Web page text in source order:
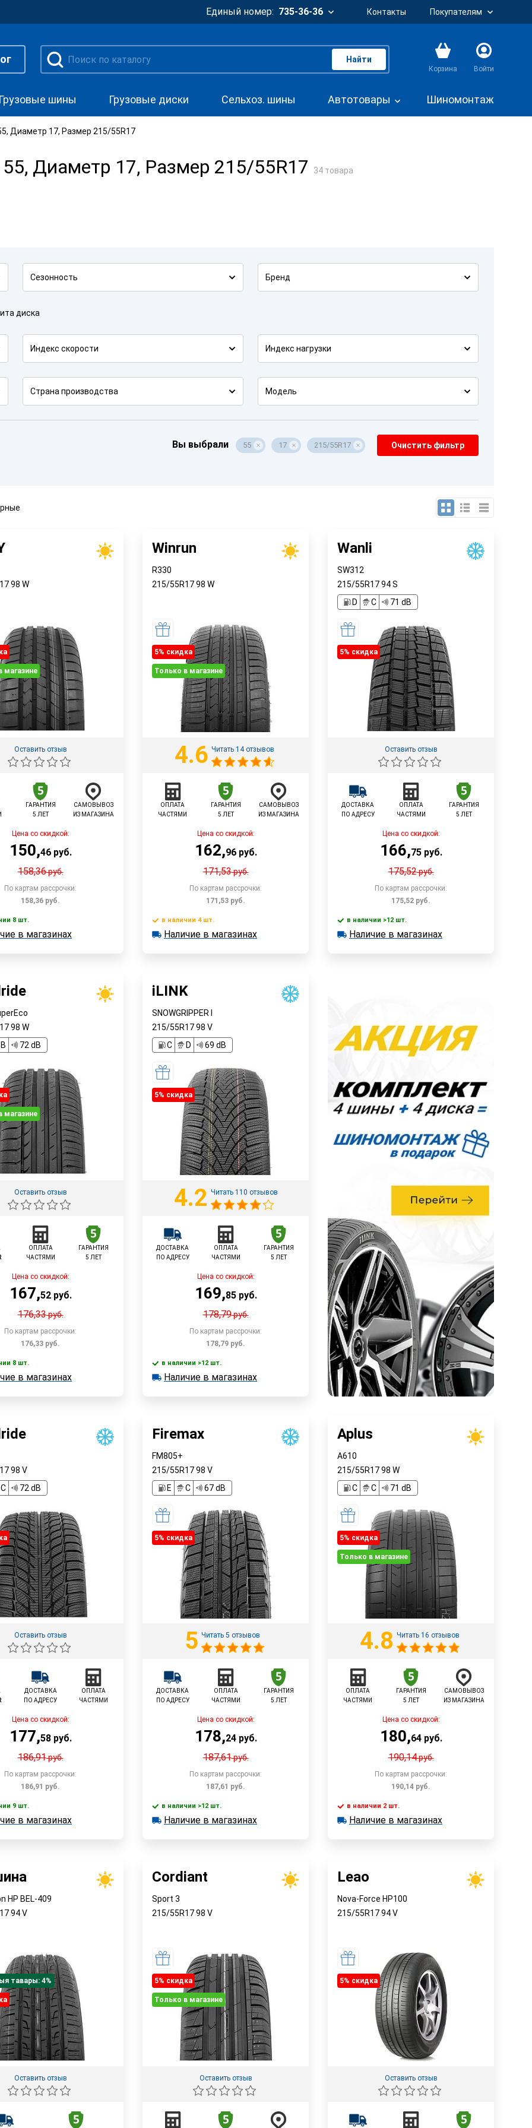
Единый номер: 735-36-36 Контакты Покупателям
Найти
Корзина Войти
Грузовые шины Грузовые диски Сельхоз. шины Автотовары Шиномонтаж
Диаметр 17, Размер 215/55R17
Диаметр 17, Размер 215/55R17 34 товара
Сезонность Бренд
диска
Индекс скорости Индекс нагрузки
Страна производства Модель
Вы выбрали 55 17 215/55R17 Очистить фильтр
98 W
магазине
Оставить отзыв
ГАРАНТИЯ
5 ЛЕТ
САМОВЫВОЗ
ИЗ МАГАЗИНА
Цена со скидкой:
150,46руб.
158,36руб.
По картам рассрочки:
158,36 руб.
Быстрый заказ
8 шт.
8 шт.
в магазинах
Winrun
R330
215/55R1798 W
5% cкидка
Только в магазине
4.6 Читать 14 отзывов
ОПЛАТА
ЧАСТЯМИ
ГАРАНТИЯ
5 ЛЕТ
САМОВЫВОЗ
ИЗ МАГАЗИНА
Цена со скидкой:
162,96руб.
171,53руб.
По картам рассрочки:
171,53 руб.
Быстрый заказ
в наличии 4 шт.
в наличии 4 шт.
Наличие в магазинах
Wanli
SW312
215/55R1794S
D
C 71 dB
5% cкидка
Оставить отзыв
ДОСТАВКА
ПО АДРЕСУ
ОПЛАТА
ЧАСТЯМИ
ГАРАНТИЯ
5 ЛЕТ
Цена со скидкой:
166,75руб.
175,52руб.
По картам рассрочки:
175,52 руб.
В корзину
в наличии >12 шт.
в наличии >12 шт.
Наличие в магазинах
98 W
B 72 dB
магазине
Оставить отзыв
ОПЛАТА
ЧАСТЯМИ
ГАРАНТИЯ
5 ЛЕТ
Цена со скидкой:
167,52руб.
176,33руб.
По картам рассрочки:
176,33 руб.
Быстрый заказ
8 шт.
8 шт.
в магазинах
iLINK
SNOWGRIPPER I
215/55R1798 V
C
D 69 dB
5% cкидка
4.2 Читать 110 отзывов
ДОСТАВКА
ПО АДРЕСУ
ОПЛАТА
ЧАСТЯМИ
ГАРАНТИЯ
5 ЛЕТ
Цена со скидкой:
169,85руб.
178,79руб.
По картам рассрочки:
178,79 руб.
В корзину
в наличии >12 шт.
в наличии >12 шт.
Наличие в магазинах
98 V
C 72 dB
Оставить отзыв
ДОСТАВКА
ПО АДРЕСУ
ОПЛАТА
ЧАСТЯМИ
Цена со скидкой:
177,58руб.
186,91руб.
По картам рассрочки:
186,91 руб.
В корзину
9 шт.
9 шт.
в магазинах
Firemax
FM805+
215/55R1798 V
E
C 67 dB
5% cкидка
5 Читать 5 отзывов
ДОСТАВКА
ПО АДРЕСУ
ОПЛАТА
ЧАСТЯМИ
ГАРАНТИЯ
5 ЛЕТ
Цена со скидкой:
178,24руб.
187,61руб.
По картам рассрочки:
187,61 руб.
В корзину
в наличии >12 шт.
в наличии >12 шт.
Наличие в магазинах
Aplus
A610
215/55R1798 W
C
C 71 dB
5% cкидка
Только в магазине
4.8 Читать 16 отзывов
ОПЛАТА
ЧАСТЯМИ
ГАРАНТИЯ
5 ЛЕТ
САМОВЫВОЗ
ИЗ МАГАЗИНА
Цена со скидкой:
180,64руб.
190,14руб.
По картам рассрочки:
190,14 руб.
Быстрый заказ
в наличии 2 шт.
в наличии 2 шт.
Наличие в магазинах
HP BEL-409
94V
тавары: 4%
Оставить отзыв
Cordiant
Sport 3
215/55R1798 V
5% cкидка
Только в магазине
Оставить отзыв
Leao
Nova-Force HP100
215/55R1794V
5% cкидка
Оставить отзыв